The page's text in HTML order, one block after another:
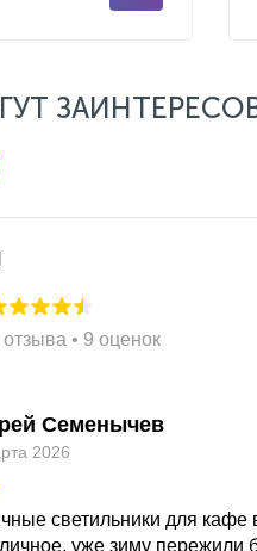
отзыва • 9 оценок
Семенычев
2026
светильники для кафе
уже зиму пережили